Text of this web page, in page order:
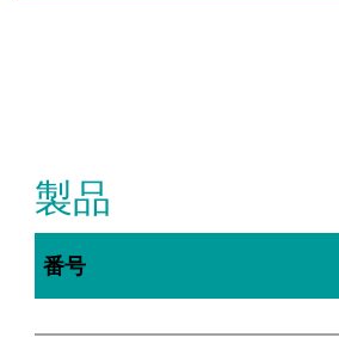
製品
番号